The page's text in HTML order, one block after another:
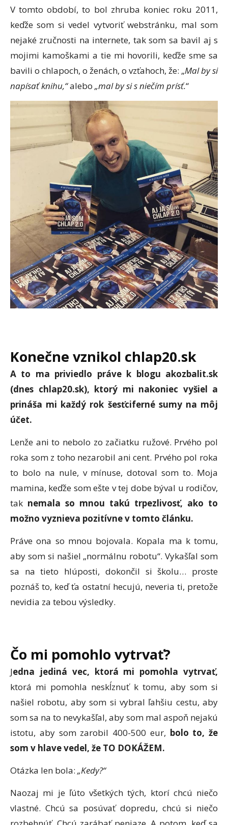
V tomto období, to bol zhruba koniec roku 2011,
keďže som si vedel vytvoriť webstránku, mal som
nejaké zručnosti na internete, tak som sa bavil aj s
mojimi kamoškami a tie mi hovorili, keďže sme sa
bavili o chlapoch, o ženách, o vzťahoch, že: „Mal by si
napísať knihu,“alebo „mal by si s niečím prísť.“
Konečne vznikol chlap20.sk
A to ma priviedlo práve k blogu akozbalit.sk
(dnes chlap20.sk), ktorý mi nakoniec vyšiel a
prináša mi každý rok šesťciferné sumy na môj
účet.
Lenže ani to nebolo zo začiatku ružové. Prvého pol
roka som z toho nezarobil ani cent. Prvého pol roka
to bolo na nule, v mínuse, dotoval som to. Moja
mamina, keďže som ešte v tej dobe býval u rodičov,
tak nemala so mnou takú trpezlivosť, ako to
možno vyznieva pozitívne v tomto článku.
Práve ona so mnou bojovala. Kopala ma k tomu,
aby som si našiel „normálnu robotu“. Vykašľal som
sa na tieto hlúposti, dokončil si školu… proste
poznáš to, keď ťa ostatní hecujú, neveria ti, pretože
nevidia za tebou výsledky.
Čo mi pomohlo vytrvať?
Jedna jediná vec, ktorá mi pomohla vytrvať,
ktorá mi pomohla neskĺznuť k tomu, aby som si
našiel robotu, aby som si vybral ľahšiu cestu, aby
som sa na to nevykašľal, aby som mal aspoň nejakú
istotu, aby som zarobil 400-500 eur, bolo to, že
som v hlave vedel, že TO DOKÁŽEM.
Otázka len bola: „Kedy?“
Naozaj mi je ľúto všetkých tých, ktorí chcú niečo
vlastné. Chcú sa posúvať dopredu, chcú si niečo